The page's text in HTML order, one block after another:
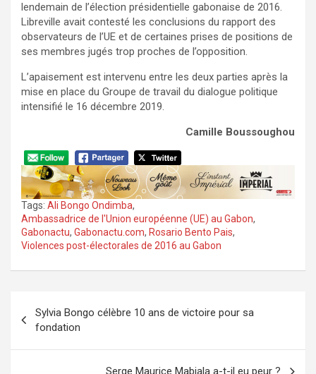
lendemain de l’élection présidentielle gabonaise de 2016.
Libreville avait contesté les conclusions du rapport des
observateurs de l’UE et de certaines prises de positions de
ses membres jugés trop proches de l’opposition.
L’apaisement est intervenu entre les deux parties après la
mise en place du Groupe de travail du dialogue politique
intensifié le 16 décembre 2019.
Camille Boussoughou
Tags: Ali Bongo Ondimba,
Ambassadrice de l'Union européenne (UE) au Gabon,
Gabonactu, Gabonactu.com, Rosario Bento Pais,
Violences post-électorales de 2016 au Gabon
de
l’article
Sylvia Bongo célèbre 10 ans de victoire pour sa
fondation
Serge Maurice Mabiala a-t-il eu peur ?